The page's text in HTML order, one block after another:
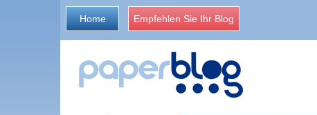
Home Empfehlen Sie Ihr Blog